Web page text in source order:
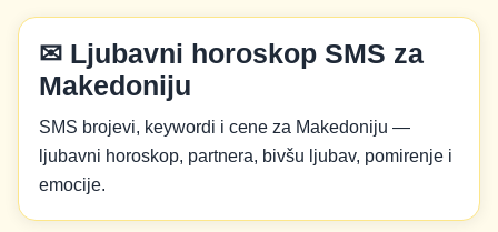
✉ Ljubavni horoskop SMS za
Makedoniju
SMS brojevi, keywordi i cene za Makedoniju —
ljubavni horoskop, partnera, bivšu ljubav, pomirenje i
emocije.